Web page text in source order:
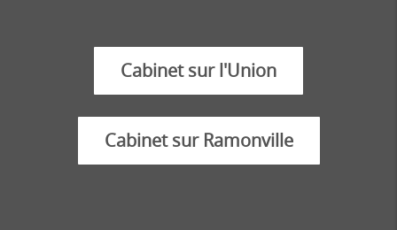
Cabinet sur l'Union
Cabinet sur Ramonville